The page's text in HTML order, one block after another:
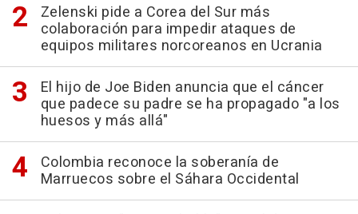
Zelenski pide a Corea del Sur más
colaboración para impedir ataques de
equipos militares norcoreanos en Ucrania
El hijo de Joe Biden anuncia que el cáncer
que padece su padre se ha propagado "a los
huesos y más allá"
Colombia reconoce la soberanía de
Marruecos sobre el Sáhara Occidental